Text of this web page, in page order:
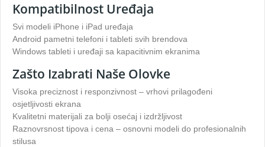
Kompatibilnost Uređaja
Svi modeli iPhone i iPad uređaja
Android pametni telefoni i tableti svih brendova
Windows tableti i uređaji sa kapacitivnim ekranima
Zašto Izabrati Naše Olovke
Visoka preciznost i responzivnost – vrhovi prilagođeni
osjetljivosti ekrana
Kvalitetni materijali za bolji osećaj i izdržljivost
Raznovrsnost tipova i cena – osnovni modeli do profesionalnih
stilusa